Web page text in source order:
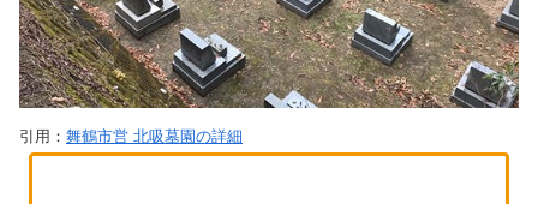
引用： 舞鶴市営 北吸墓園の詳細